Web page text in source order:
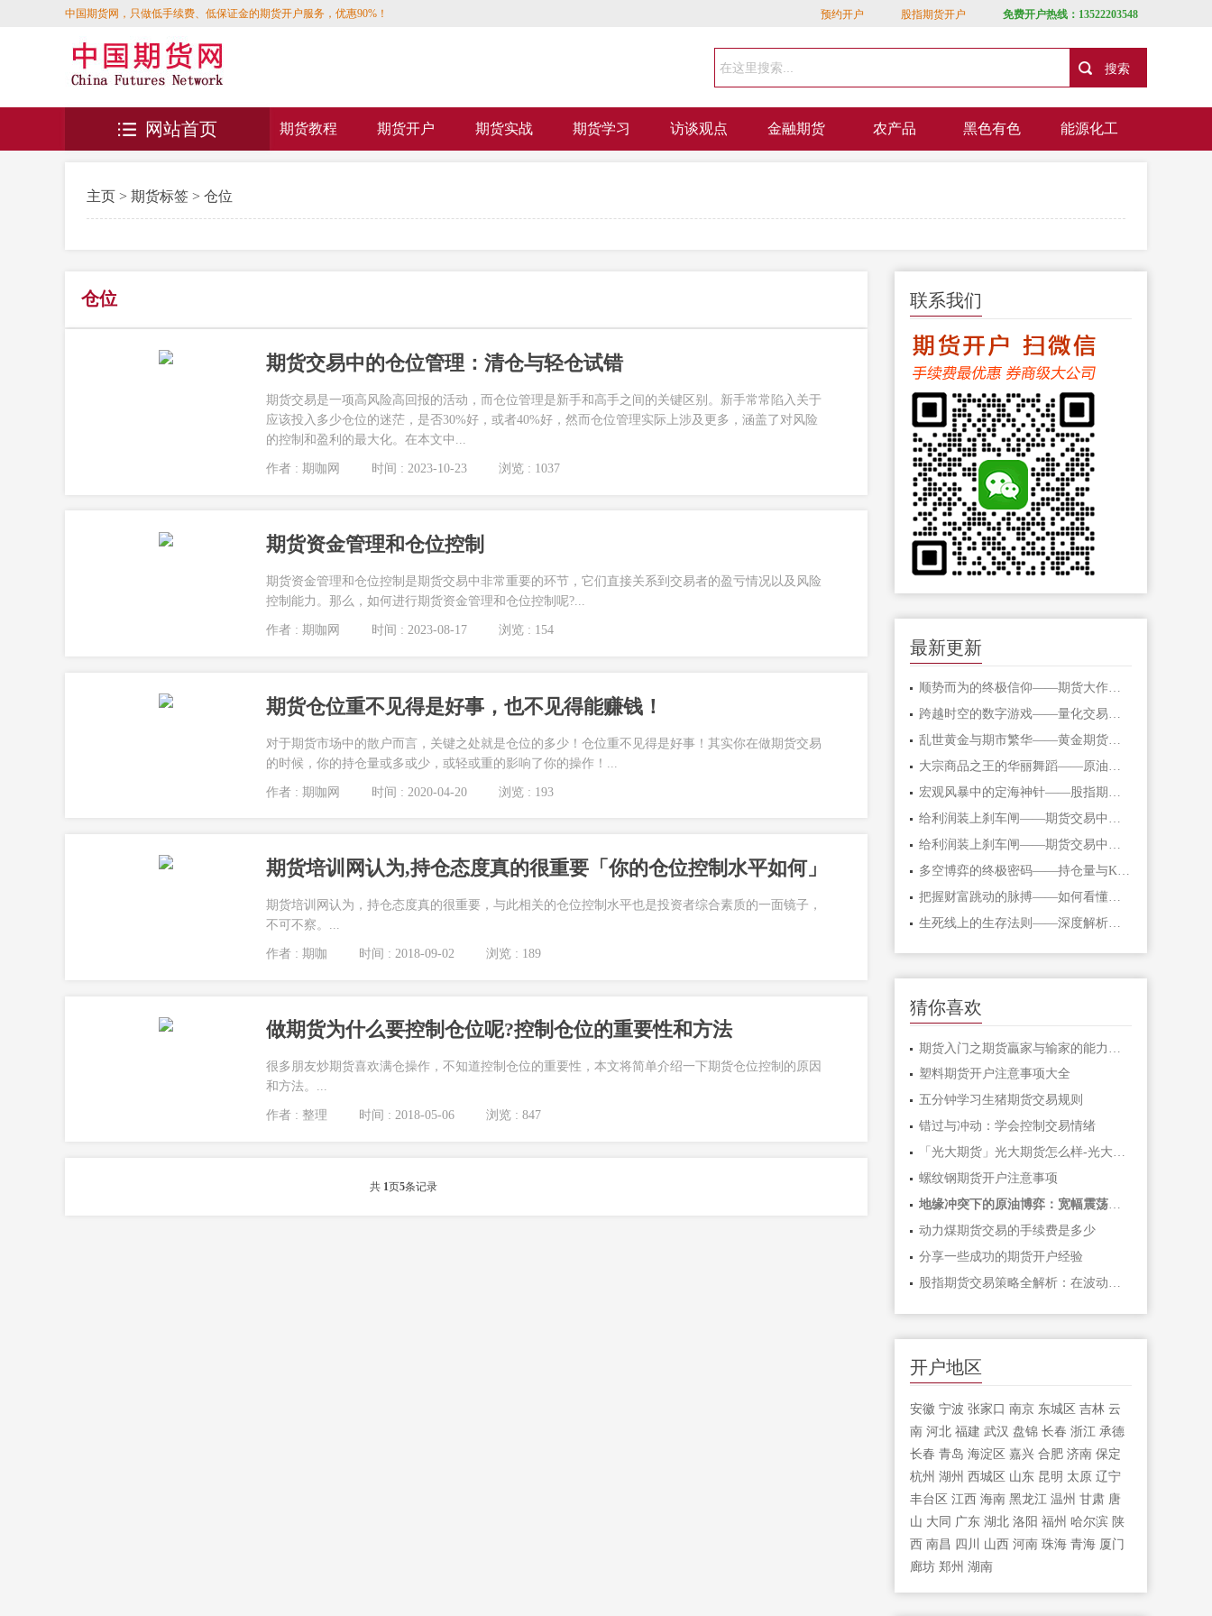
中国期货网，只做低手续费、低保证金的期货开户服务，优惠90%！ 预约开户 股指期货开户 免费开户热线：13522203548
期货教程 期货开户 期货实战 期货学习 访谈观点 金融期货 农产品 黑色有色 能源化工
网站首页
主页 > 期货标签 > 仓位
仓位
期货交易中的仓位管理：清仓与轻仓试错
期货交易是一项高风险高回报的活动，而仓位管理是新手和高手之间的关键区别。新手常常陷入关于
应该投入多少仓位的迷茫，是否30%好，或者40%好，然而仓位管理实际上涉及更多，涵盖了对风险
的控制和盈利的最大化。在本文中...
作者 : 期咖网 时间 : 2023-10-23 浏览 : 1037
期货资金管理和仓位控制
期货资金管理和仓位控制是期货交易中非常重要的环节，它们直接关系到交易者的盈亏情况以及风险
控制能力。那么，如何进行期货资金管理和仓位控制呢?...
作者 : 期咖网 时间 : 2023-08-17 浏览 : 154
期货仓位重不见得是好事，也不见得能赚钱！
对于期货市场中的散户而言，关键之处就是仓位的多少！仓位重不见得是好事！其实你在做期货交易
的时候，你的持仓量或多或少，或轻或重的影响了你的操作！...
作者 : 期咖网 时间 : 2020-04-20 浏览 : 193
期货培训网认为,持仓态度真的很重要「你的仓位控制水平如何」
期货培训网认为，持仓态度真的很重要，与此相关的仓位控制水平也是投资者综合素质的一面镜子，
不可不察。...
作者 : 期咖 时间 : 2018-09-02 浏览 : 189
做期货为什么要控制仓位呢?控制仓位的重要性和方法
很多朋友炒期货喜欢满仓操作，不知道控制仓位的重要性，本文将简单介绍一下期货仓位控制的原因
和方法。...
作者 : 整理 时间 : 2018-05-06 浏览 : 847
共 1页5条记录
联系我们
最新更新
顺势而为的终极信仰——期货大作手的修
跨越时空的数字游戏——量化交易在期货
乱世黄金与期市繁华——黄金期货的避险
大宗商品之王的华丽舞蹈——原油期货的
宏观风暴中的定海神针——股指期货的对
给利润装上刹车闸——期货交易中不可逾
把握财富跳动的脉搏——如何看懂期货主
生死线上的生存法则——深度解析期货爆
猜你喜欢
塑料期货开户注意事项大全
五分钟学习生猪期货交易规则
错过与冲动：学会控制交易情绪
「光大期货」光大期货怎么样-光大期货手
螺纹钢期货开户注意事项
地缘冲突下的原油博弈：宽幅震荡中如何
动力煤期货交易的手续费是多少
分享一些成功的期货开户经验
开户地区
安徽 宁波 张家口 南京 东城区 吉林 云
南 河北 福建 武汉 盘锦 长春 浙江 承德
长春 青岛 海淀区 嘉兴 合肥 济南 保定
杭州 湖州 西城区 山东 昆明 太原 辽宁
丰台区 江西 海南 黑龙江 温州 甘肃 唐
山 大同 广东 湖北 洛阳 福州 哈尔滨 陕
西 南昌 四川 山西 河南 珠海 青海 厦门
廊坊 郑州 湖南